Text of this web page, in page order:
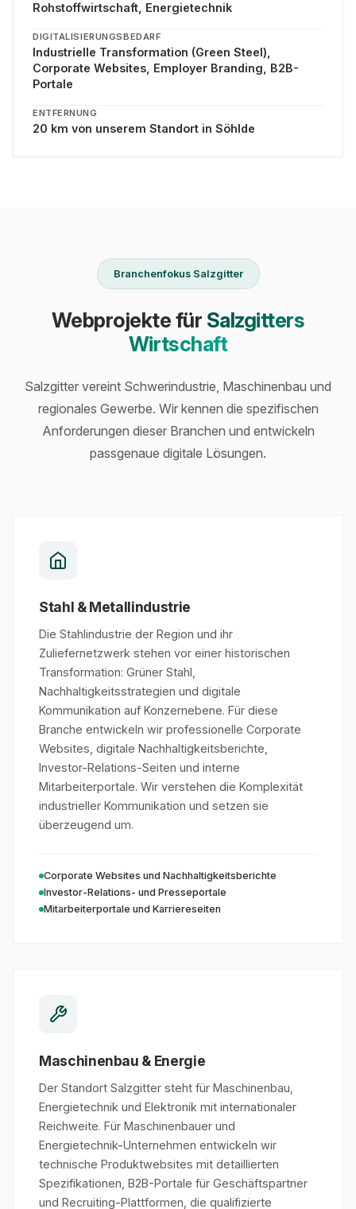
Rohstoffwirtschaft, Energietechnik
DIGITALISIERUNGSBEDARF
Industrielle Transformation (Green Steel),
Corporate Websites, Employer Branding, B2B-
Portale
ENTFERNUNG
20 km von unserem Standort in Söhlde
Branchenfokus Salzgitter
Webprojekte für Salzgitters
Wirtschaft
Salzgitter vereint Schwerindustrie, Maschinenbau und
regionales Gewerbe. Wir kennen die spezifischen
Anforderungen dieser Branchen und entwickeln
passgenaue digitale Lösungen.
Stahl & Metallindustrie
Die Stahlindustrie der Region und ihr
Zuliefernetzwerk stehen vor einer historischen
Transformation: Grüner Stahl,
Nachhaltigkeitsstrategien und digitale
Kommunikation auf Konzernebene. Für diese
Branche entwickeln wir professionelle Corporate
Websites, digitale Nachhaltigkeitsberichte,
Investor-Relations-Seiten und interne
Mitarbeiterportale. Wir verstehen die Komplexität
industrieller Kommunikation und setzen sie
überzeugend um.
Corporate Websites und Nachhaltigkeitsberichte
Investor-Relations- und Presseportale
Mitarbeiterportale und Karriereseiten
Maschinenbau & Energie
Der Standort Salzgitter steht für Maschinenbau,
Energietechnik und Elektronik mit internationaler
Reichweite. Für Maschinenbauer und
Energietechnik-Unternehmen entwickeln wir
technische Produktwebsites mit detaillierten
Spezifikationen, B2B-Portale für Geschäftspartner
und Recruiting-Plattformen, die qualifizierte